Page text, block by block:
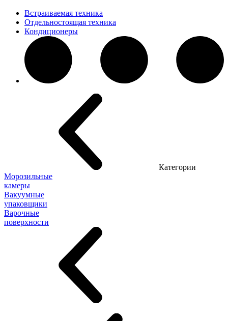
Встраиваемая техника
Отдельностоящая техника
Кондиционеры
Категории
Морозильные
камеры
Вакуумные
упаковщики
Варочные
поверхности